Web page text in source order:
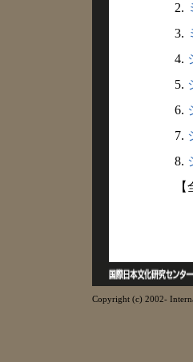
2.
3.
4.
5.
6.
7.
8.
Copyright (c) 2002-